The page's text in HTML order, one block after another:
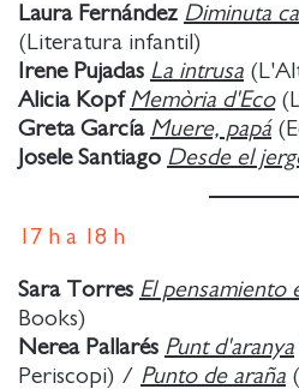
Laura Fernández Diminuta
(Literatura infantil)
Irene Pujadas La intrusa
Alicia Kopf Memòria d'Eco
Greta García Muere, papá
Josele Santiago Desde el
17 h a 18 h
Sara Torres El pensamiento
Books)
Nerea Pallarés Punt d'aranya
Periscopi) / Punto de araña